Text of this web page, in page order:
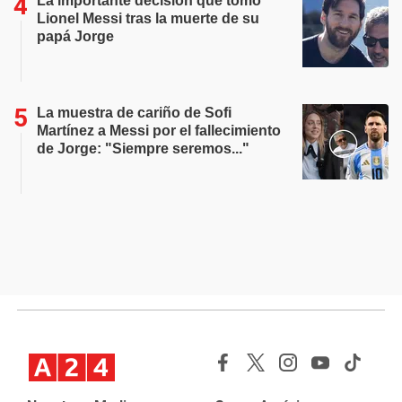
Lionel Messi tras la muerte de su
papá Jorge
La muestra de cariño de Sofi
Martínez a Messi por el fallecimiento
de Jorge: "Siempre seremos..."